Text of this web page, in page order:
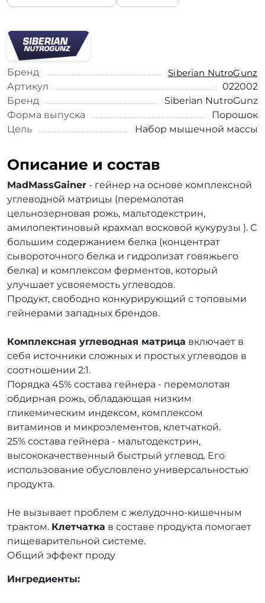
Бренд
Siberian NutroGunz
Артикул
022002
Бренд
Siberian NutroGunz
Форма выпуска
Порошок
Цель
Набор мышечной массы
Описание и состав
MadMassGainer - гейнер на основе комплексной
углеводной матрицы (перемолотая
цельнозерновая рожь, мальтодекстрин,
амилопектиновый крахмал восковой кукурузы ). С
большим содержанием белка (концентрат
сывороточного белка и гидролизат говяжьего
белка) и комплексом ферментов, который
улучшает усвояемость углеводов.
Продукт, свободно конкурирующий с топовыми
гейнерами западных брендов.
Комплексная углеводная матрица включает в
себя источники сложных и простых углеводов в
соотношении 2:1.
Порядка 45% состава гейнера - перемолотая
обдирная рожь, обладающая низким
гликемическим индексом, комплексом
витаминов и микроэлементов, клетчаткой.
25% состава гейнера - мальтодекстрин,
высококачественный быстрый углевод. Его
использование обусловлено универсальностью
продукта.
Не вызывает проблем с желудочно-кишечным
трактом. Клетчатка в составе продукта помогает
пищеварительной системе.
Общий эффект проду
Ингредиенты: